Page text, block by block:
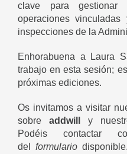
clave para gestionar
operaciones
inspecciones de la
Enhorabuena a Laura
trabajo en esta sesión;
próximas ediciones.
Os invitamos a visitar
sobre addwill
y
Podéis contactar
del formulario